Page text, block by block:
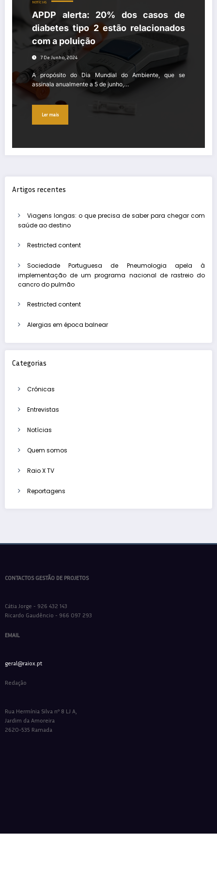
NOTÍCIAS
APDP alerta: 20% dos casos de
diabetes tipo 2 estão relacionados
com a poluição
7 De Junho, 2024
A propósito do Dia Mundial do Ambiente, que se
assinala anualmente a 5 de junho,…
Ler mais
Artigos recentes
Viagens longas: o que precisa de saber para chegar com
saúde ao destino
Restricted content
Sociedade Portuguesa de Pneumologia apela à
implementação de um programa nacional de rastreio do
cancro do pulmão
Restricted content
Alergias em época balnear
Categorias
Crónicas
Entrevistas
Notícias
Quem somos
Raio X TV
Reportagens
CONTACTOS GESTÃO DE PROJETOS
Cátia Jorge - 926 432 143
Ricardo Gaudêncio - 966 097 293
EMAIL
geral@raiox.pt
Redação
Rua Hermínia Silva nº 8 LJ A,
Jardim da Amoreira
2620-535 Ramada